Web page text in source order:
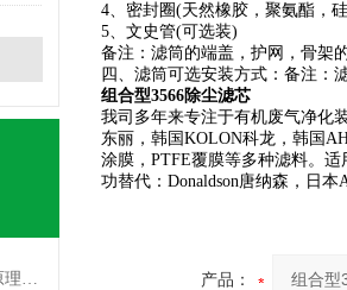
通快覆膜防静电除尘滤芯的工作原理是什么？
4、密封圈(天然橡胶，聚氨酯，
5、文史管(可选装)
备注：滤筒的端盖，护网，骨架
四、滤筒可选安装方式：备注：
组合型3566除尘滤芯
我司多年来专注于有机废气净化
东丽，韩国KOLON科龙，韩国
涂膜，PTFE覆膜等多种滤料。
功替代：Donaldson唐纳森，日
产品：